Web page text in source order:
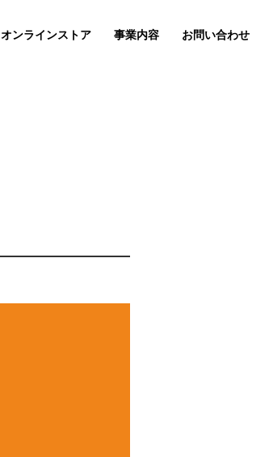
オンラインストア 事業内容 お問い合わせ